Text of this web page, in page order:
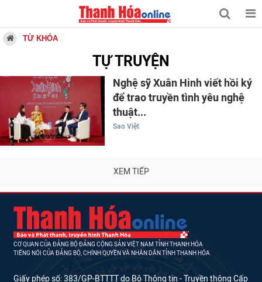
TỪ KHÓA
TỰ TRUYỆN
Nghệ sỹ Xuân Hinh viết hồi ký
để trao truyền tình yêu nghệ
thuật...
Sao Việt
XEM TIẾP
CƠ QUAN CỦA ĐẢNG BỘ ĐẢNG CỘNG SẢN VIỆT NAM TỈNH THANH HÓA
TIẾNG NÓI CỦA ĐẢNG BỘ, CHÍNH QUYỀN VÀ NHÂN DÂN TỈNH THANH HÓA
Giấy phép số: 383/GP-BTTTT do Bộ Thông tin - Truyền thông Cấp